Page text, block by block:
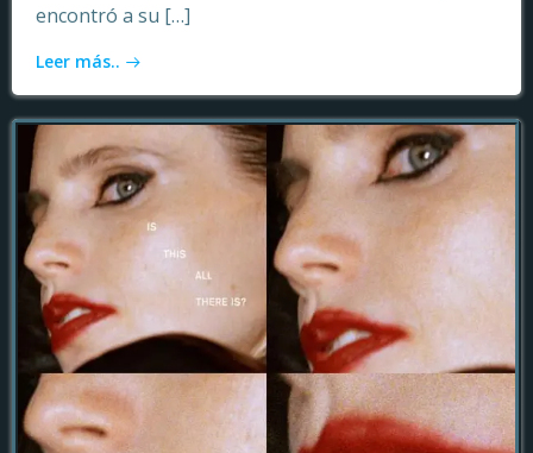
encontró a su […]
Leer más..